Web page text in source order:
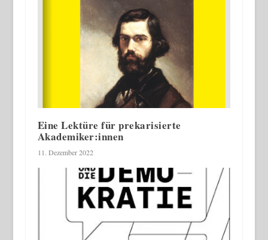
Eine Lektüre für prekarisierte
Akademiker:innen
11. Dezember 2022